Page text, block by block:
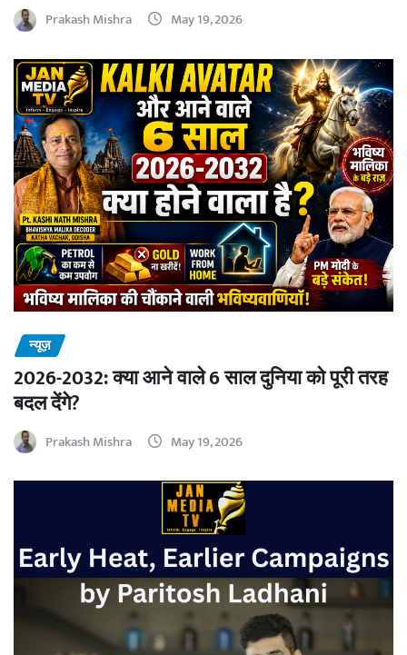
Prakash Mishra May 19, 2026
न्यूज़
2026-2032: क्या आने वाले 6 साल दुनिया को पूरी तरह
बदल देंगे?
Prakash Mishra May 19, 2026